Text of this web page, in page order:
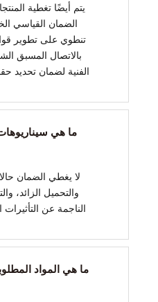
يتم أيضًا تغطية
الضمان القياسي
تنطوي على تطوير
بالاتصال المسبق
الفنية لضمان تحديد
ما هي
لا يغطي الضمان
والتحميل الزائد،
الناجمة عن التأثيرات
ما هي المواد